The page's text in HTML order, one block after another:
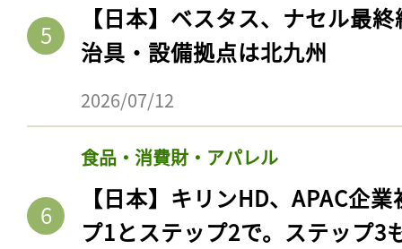
【日本】ベスタス、ナセル最
治具・設備拠点は北九州
2026/07/12
食品・消費財・アパレル
【日本】キリンHD、APAC企
プ1とステップ2で。ステップ3